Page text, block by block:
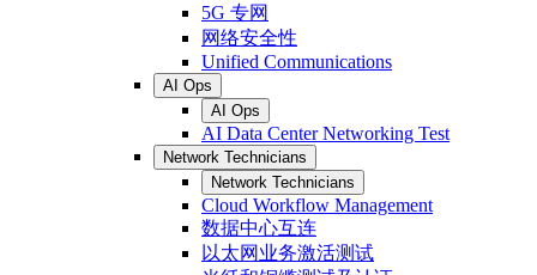
5G 专网
网络安全性
Unified Communications
AI Ops
AI Ops
AI Data Center Networking Test
Network Technicians
Network Technicians
Cloud Workflow Management
数据中心互连
以太网业务激活测试